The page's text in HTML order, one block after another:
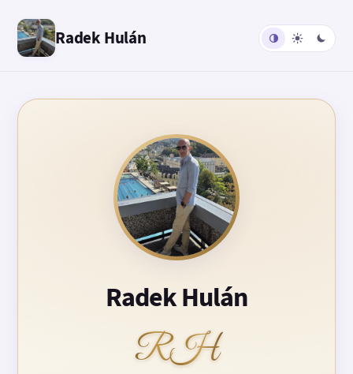
Radek Hulán
Radek Hulán
RH